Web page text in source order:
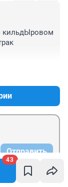
43
кильдЫровом
Отправить